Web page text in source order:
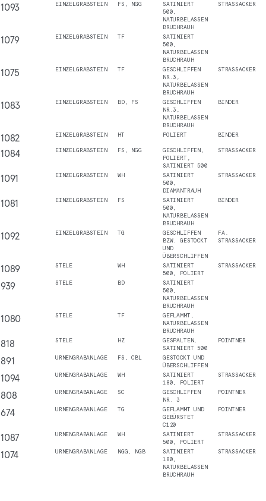
1093 EINZELGRABSTEIN FS, NGG
SATINIERT
500,
NATURBELASSEN
BRUCHRAUH
STRASSACKER
1079 EINZELGRABSTEIN TF
SATINIERT
500,
NATURBELASSEN
BRUCHRAUH
1075 EINZELGRABSTEIN TF
GESCHLIFFEN
NR.3,
NATURBELASSEN
BRUCHRAUH
STRASSACKER
1083 EINZELGRABSTEIN BD, FS
GESCHLIFFEN
NR.3,
NATURBELASSEN
BRUCHRAUH
BINDER
1082 EINZELGRABSTEIN HT POLIERT BINDER
1084 EINZELGRABSTEIN FS, NGG
GESCHLIFFEN,
POLIERT,
SATINIERT 500
STRASSACKER
1091 EINZELGRABSTEIN WH
SATINIERT
500,
DIAMANTRAUH
STRASSACKER
1081 EINZELGRABSTEIN FS
SATINIERT
500,
NATURBELASSEN
BRUCHRAUH
BINDER
1092 EINZELGRABSTEIN TG
GESCHLIFFEN
BZW. GESTOCKT
UND
ÜBERSCHLIFFEN
FA.
STRASSACKER
1089 STELE WH
SATINIERT
500, POLIERT
STRASSACKER
939 STELE BD
SATINIERT
500,
NATURBELASSEN
BRUCHRAUH
1080 STELE TF
GEFLAMMT,
NATURBELASSEN
BRUCHRAUH
818 STELE HZ
GESPALTEN,
SATINIERT 500
POINTNER
891 URNENGRABANLAGE FS, CBL
GESTOCKT UND
ÜBERSCHLIFFEN
1094 URNENGRABANLAGE WH
SATINIERT
180, POLIERT
STRASSACKER
808 URNENGRABANLAGE SC
GESCHLIFFEN
NR. 3
POINTNER
674 URNENGRABANLAGE TG
GEFLAMMT UND
GEBÜRSTET
C120
POINTNER
1087 URNENGRABANLAGE WH
SATINIERT
500, POLIERT
STRASSACKER
1074 URNENGRABANLAGE NGG, NGB
SATINIERT
180,
NATURBELASSEN
BRUCHRAUH
STRASSACKER